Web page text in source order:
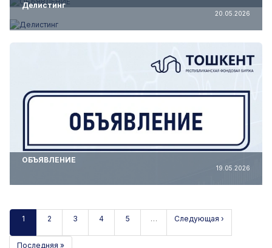
Делистинг
20.05.2026
ОБЪЯВЛЕНИЕ
19.05.2026
1 2 3 4 5 … Следующая ›
Последняя »